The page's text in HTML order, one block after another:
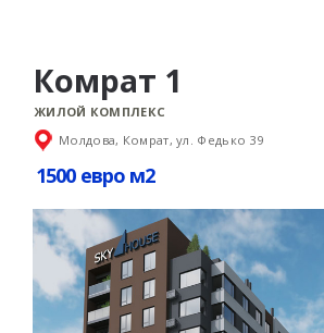
Комрат 1
ЖИЛОЙ КОМПЛЕКС
Молдова, Комрат, ул. Федько 39
1500 евро м2